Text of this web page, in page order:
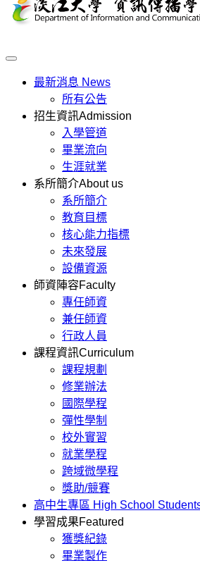
最新消息 News
所有公告
招生資訊Admission
入學管道
畢業流向
生涯就業
系所簡介About us
系所簡介
教育目標
核心能力指標
未來發展
設備資源
師資陣容Faculty
專任師資
兼任師資
行政人員
課程資訊Curriculum
課程規劃
修業辦法
國際學程
彈性學制
校外實習
就業學程
跨域微學程
獎助/競賽
高中生專區 High School
學習成果Featured
獲獎紀錄
畢業製作